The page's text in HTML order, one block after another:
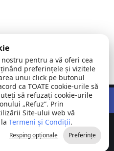
Stejaru |
județul Tulcea
©
2026
Toate
drepturile
rezervate
Relații Publice SRL
pentru a vă oferi cea
preferințele și vizitele
unui click pe butonul
ca TOATE cookie-urile să
să refuzați cookie-urile
„Refuz”. Prin
Site-ului web vă
Termeni și Condiții.
Resping opționale Preferințe